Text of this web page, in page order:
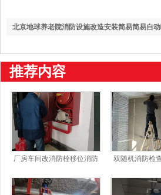
北京地球养老院消防设施改造安装简易简易自
推荐内容
厂房车间改消防栓移位消防
双随机消防检
造整